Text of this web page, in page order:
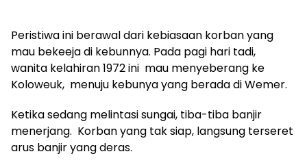
Peristiwa ini berawal dari kebiasaan korban yang
mau bekeeja di kebunnya. Pada pagi hari tadi,
wanita kelahiran 1972 ini mau menyeberang ke
Koloweuk, menuju kebunya yang berada di Wemer.
Ketika sedang melintasi sungai, tiba-tiba banjir
menerjang. Korban yang tak siap, langsung terseret
arus banjir yang deras.